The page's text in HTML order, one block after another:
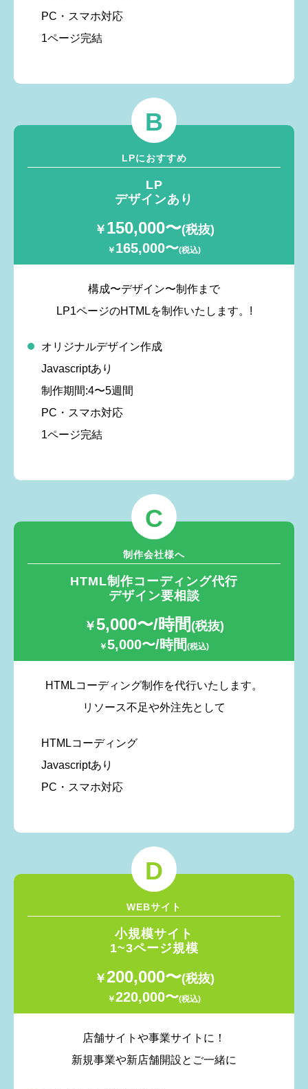
PC・スマホ対応
1ページ完結
B
LPにおすすめ
LP
デザインあり
￥ 150,000〜(税抜)
￥ 165,000〜(税込)
構成〜デザイン〜制作まで
LP1ページのHTMLを制作いたします。!
オリジナルデザイン作成
Javascriptあり
制作期間:4〜5週間
PC・スマホ対応
1ページ完結
C
制作会社様へ
HTML制作コーディング代行
デザイン要相談
￥5,000〜/時間 (税抜)
￥5,000〜/時間 (税込)
HTMLコーディング制作を代行いたします。
リソース不足や外注先として
HTMLコーディング
Javascriptあり
PC・スマホ対応
D
WEBサイト
小規模サイト
1~3ページ規模
￥200,000〜(税抜)
￥220,000〜(税込)
店舗サイトや事業サイトに！
新規事業や新店舗開設とご一緒に